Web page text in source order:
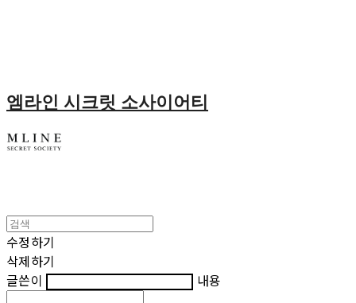
엠라인 시크릿 소사이어티
수정하기
삭제하기
글쓴이
내용